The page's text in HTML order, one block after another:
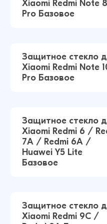
12 ₽16 ₽
Xiaomi Redmi Note 8
Pro Базовое
Защитное стекло для
Базовое (Черный)
Защитное стекло
Xiaomi Redmi Note
Pro Базовое
Защитное стекло для
Защитное стекло
Xiaomi Redmi 6 /
7A / Redmi 6A /
Huawei Y5 Lite
Базовое
Защитное стекло
Xiaomi Redmi 9C /